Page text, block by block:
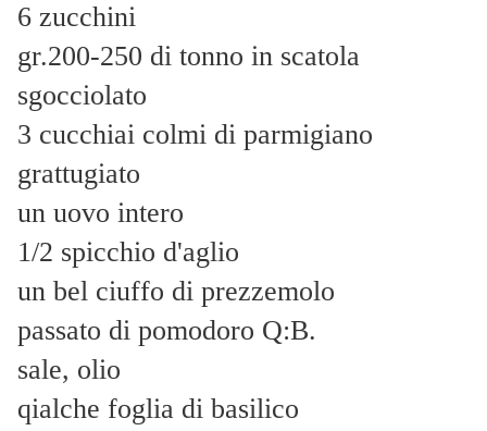
6 zucchini
gr.200-250 di tonno in scatola
sgocciolato
3 cucchiai colmi di parmigiano
grattugiato
un uovo intero
1/2 spicchio d'aglio
un bel ciuffo di prezzemolo
passato di pomodoro Q:B.
sale, olio
qialche foglia di basilico